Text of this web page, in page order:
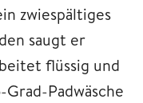
zwiespältiges
saugt er
flüssig und
Padwäsche